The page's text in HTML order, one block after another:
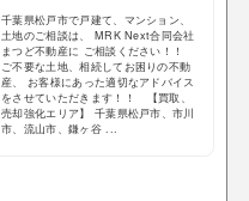
千葉県松戸市で戸建て、マンション、
土地のご相談は、 MRK Next合同会社
まつど不動産に ご相談ください！！
ご不要な土地、相続してお困りの不動
産、 お客様にあった適切なアドバイス
をさせていただきます！！ 【買取、
売却強化エリア】 千葉県松戸市、市川
市、流山市、鎌ヶ谷 ...